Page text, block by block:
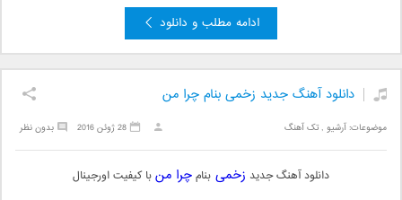
ادامه مطلب و دانلود
دانلود آهنگ جدید زخمی بنام چرا من
موضوعات:آرشیو ,تک آهنگ بدون نظر 28 ژوئن 2016
دانلود آهنگ جدید زخمی بنامچرا منبا کیفیت اورجینال